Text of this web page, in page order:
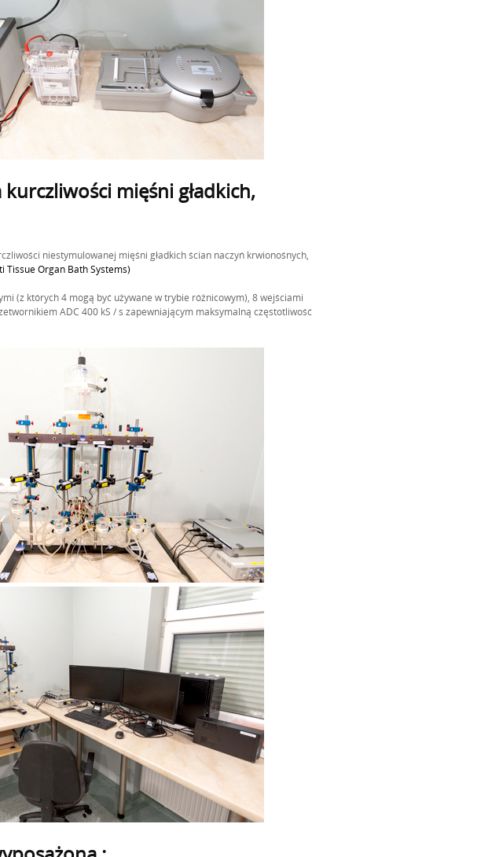
mięśni gładkich,
niestymulowanej mięśni gładkich ścian naczyń krwionośnych,
Tissue Organ Bath Systems)
(z których 4 mogą być używane w trybie różnicowym), 8 wejściami
ADC 400 kS / s zapewniającym maksymalną częstotliwość